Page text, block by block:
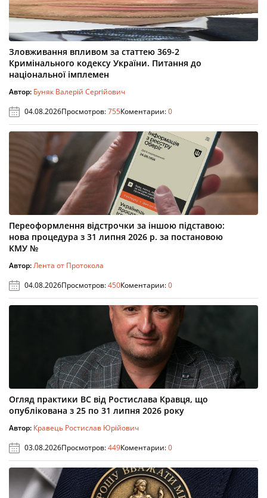
Зловживання впливом за статтею 369-2
Кримінального кодексу України. Питання до
національної імплемен
Автор: Буняк Валерій Сергійович
04.08.2026Просмотров:755Коментарии:0
Переоформлення відстрочки за іншою підставою:
нова процедура з 31 липня 2026 р. за постановою
КМУ №
Автор:Лента от Протокола
04.08.2026Просмотров:450Коментарии:0
Огляд практики ВС від Ростислава Кравця, що
опублікована з 25 по 31 липня 2026 року
Автор: Кравець Ростислав Юрійович
03.08.2026Просмотров:449Коментарии:0